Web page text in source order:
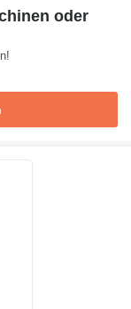
oder